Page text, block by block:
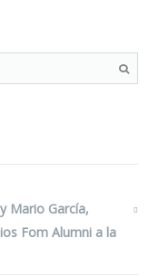
Mario García,
Fom Alumni a la